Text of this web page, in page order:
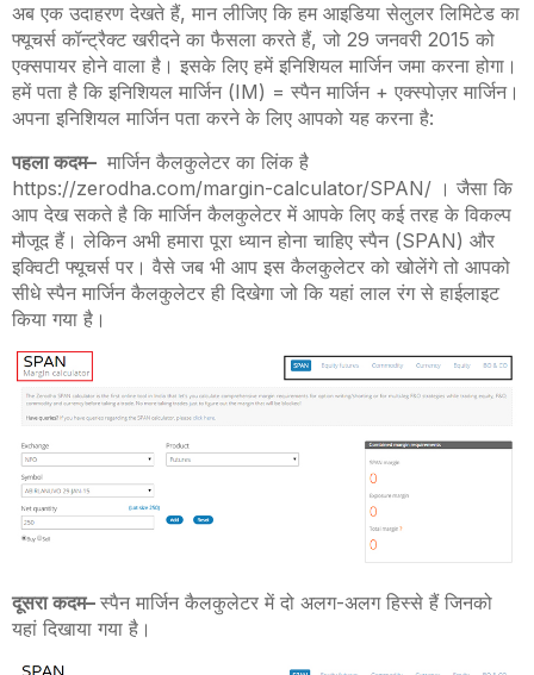
अब एक उदाहरण देखते हैं, मान लीजिए कि हम आइडिया सेलुलर लिमिटेड का
फ्यूचर्स कॉन्ट्रैक्ट खरीदने का फैसला करते हैं, जो 29 जनवरी 2015 को
एक्सपायर होने वाला है। इसके लिए हमें इनिशियल मार्जिन जमा करना होगा।
हमें पता है कि इनिशियल मार्जिन (IM) = स्पैन मार्जिन + एक्स्पोज़र मार्जिन।
अपना इनिशियल मार्जिन पता करने के लिए आपको यह करना है:
पहला कदम– मार्जिन कैलकुलेटर का लिंक है
https://zerodha.com/margin-calculator/SPAN/ । जैसा कि
आप देख सकते है कि मार्जिन कैलकुलेटर में आपके लिए कई तरह के विकल्प
मौजूद हैं। लेकिन अभी हमारा पूरा ध्यान होना चाहिए स्पैन (SPAN) और
इक्विटी फ्यूचर्स पर। वैसे जब भी आप इस कैलकुलेटर को खोलेंगे तो आपको
सीधे स्पैन मार्जिन कैलकुलेटर ही दिखेगा जो कि यहां लाल रंग से हाईलाइट
किया गया है।
दूसरा कदम– स्पैन मार्जिन कैलकुलेटर में दो अलग-अलग हिस्से हैं जिनको
यहां दिखाया गया है।